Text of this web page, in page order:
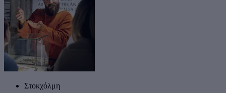
Στοκχόλμη